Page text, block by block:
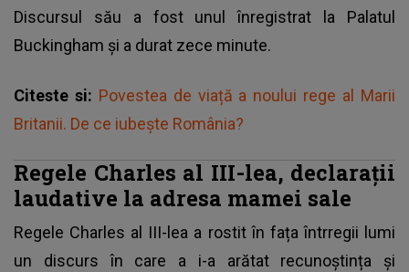
Discursul său a fost unul înregistrat la Palatul
Buckingham și a durat zece minute.
Citeste si: Povestea de viață a noului rege al Marii
Britanii. De ce iubește România?
Regele Charles al III-lea, declarații
laudative la adresa mamei sale
Regele Charles al III-lea a rostit în fața întrregii lumi
un discurs în care a i-a arătat recunoștința și